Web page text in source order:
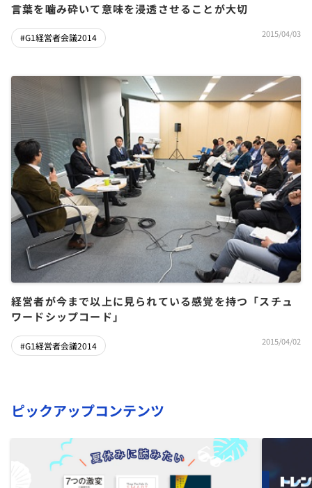
言葉を噛み砕いて意味を浸透させることが大切
#G1経営者会議2014 2015/04/03
経営者が今まで以上に見られている感覚を持つ「スチュ
ワードシップコード」
#G1経営者会議2014 2015/04/02
ピックアップコンテンツ